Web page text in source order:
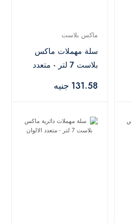
ماكس بلاست
سلة مهملات ماكس
بلاست 7 لتر - متعدد
131.58 جنيه